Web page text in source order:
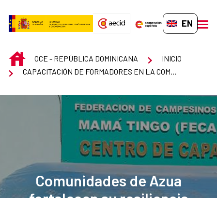
EN-GB
INICIOOCE - REPÚBLICA DOMINICANA
INICIO
Comunidades de Azua